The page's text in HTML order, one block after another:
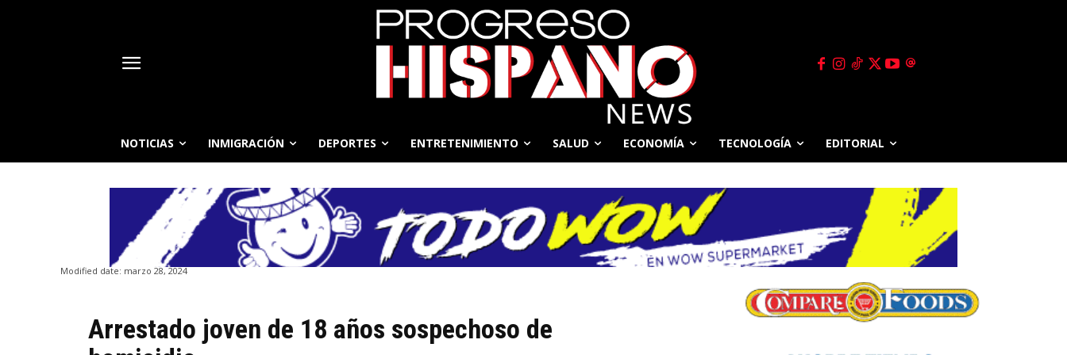
NOTICIAS INMIGRACIÓN DEPORTES ENTRETENIMIENTO SALUD ECONOMÍA TECNOLOGÍA EDITORIAL
Modified date: marzo 28, 2024
Arrestado joven de 18 años sospechoso de